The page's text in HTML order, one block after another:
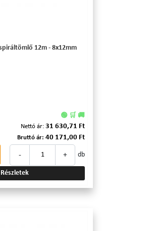
12m - 8x12mm
🟢 🛒 🚚
Nettó ár: 31 630,71 Ft
Bruttó ár: 40 171,00 Ft
- + db
Részletek